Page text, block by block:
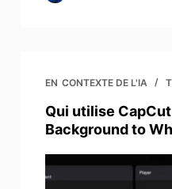
EN CONTEXTE DE L'IA
Qui utilise
Background to